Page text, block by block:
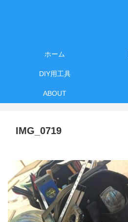
ホーム
DIY用工具
ABOUT
IMG_0719